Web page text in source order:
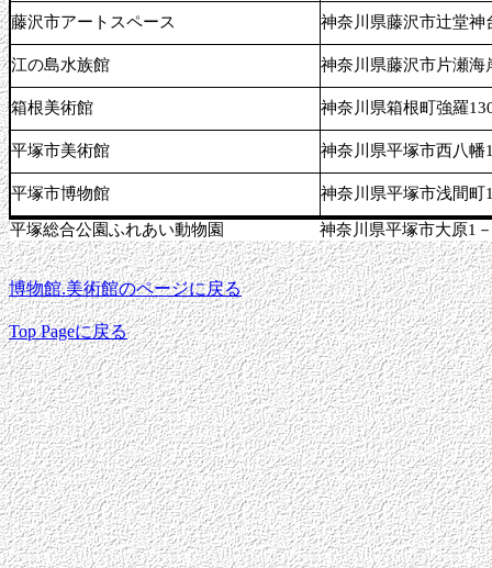
藤沢市アートスペース 神奈川県藤沢市辻堂神
江の島水族館 神奈川県藤沢市片瀬海
箱根美術館 神奈川県箱根町強羅
平塚市美術館 神奈川県平塚市西八幡
平塚市博物館 神奈川県平塚市浅間町
平塚総合公園ふれあい動物園 神奈川県平塚市大原1
博物館.美術館のページに戻る
Top Pageに戻る